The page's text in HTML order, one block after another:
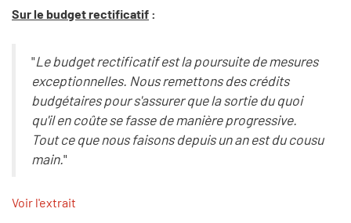
Sur le budget rectificatif :
"Le budget rectificatif est la poursuite de mesures
exceptionnelles. Nous remettons des crédits
budgétaires pour s'assurer que la sortie du quoi
qu'il en coûte se fasse de manière progressive.
Tout ce que nous faisons depuis un an est du cousu
main."
Voir l'extrait